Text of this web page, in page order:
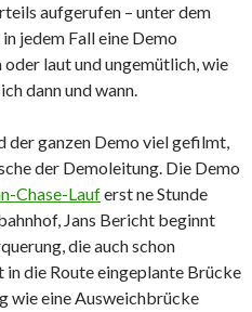
aufgerufen – unter dem
jedem Fall eine Demo
laut und ungemütlich, wie
dann und wann.
der ganzen Demo viel gefilmt,
der Demoleitung. Die Demo
Chase-Lauferst ne Stunde
Jans Bericht beginnt
die auch schon
die Route eingeplante Brücke
wie eine Ausweichbrücke